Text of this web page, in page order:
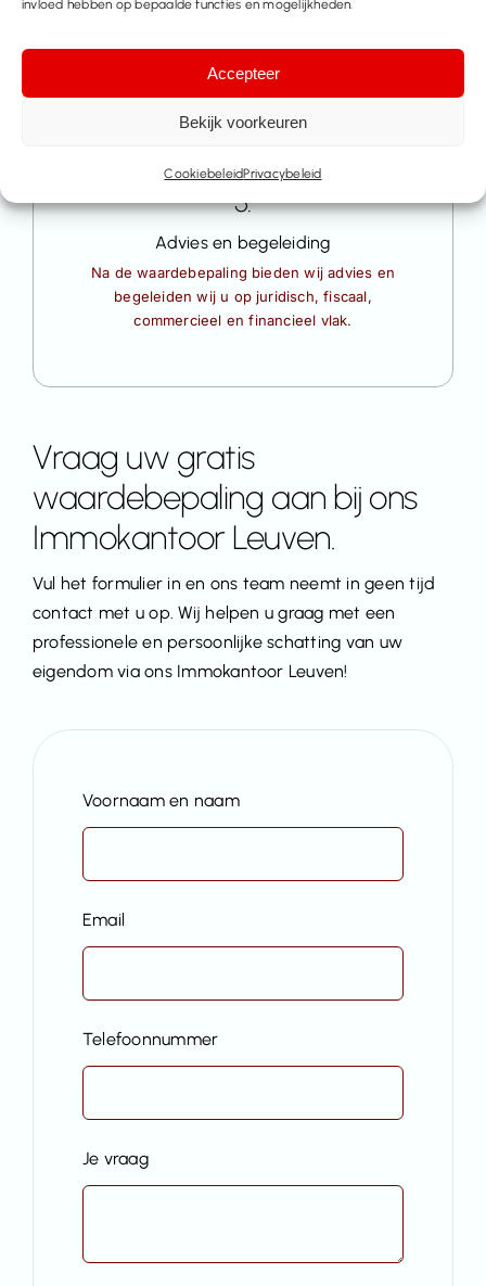
invloed hebben op bepaalde functies en mogelijkheden.
Accepteer
Bekijk voorkeuren
CookiebeleidPrivacybeleid
We hanteren de analytische, rentabiliteits- en
waardebepaling.
3.
Advies en begeleiding
Na de waardebepaling bieden wij advies en
begeleiden wij u op juridisch, fiscaal,
commercieel en financieel vlak.
Vraag uw gratis
waardebepaling aan bij ons
Immokantoor Leuven.
Vul het formulier in en ons team neemt in geen tijd
contact met u op. Wij helpen u graag met een
professionele en persoonlijke schatting van uw
eigendom via ons Immokantoor Leuven!
Voornaam en naam
Email
Telefoonnummer
Je vraag